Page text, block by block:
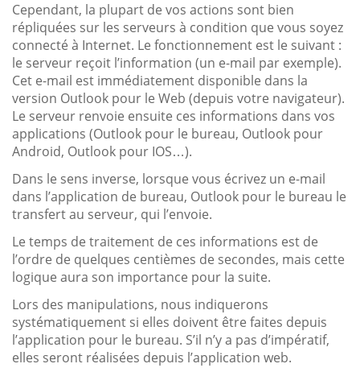
Cependant, la plupart de vos actions sont bien
répliquées sur les serveurs à condition que vous soyez
connecté à Internet. Le fonctionnement est le suivant :
le serveur reçoit l’information (un e-mail par exemple).
Cet e-mail est immédiatement disponible dans la
version Outlook pour le Web (depuis votre navigateur).
Le serveur renvoie ensuite ces informations dans vos
applications (Outlook pour le bureau, Outlook pour
Android, Outlook pour IOS…).
Dans le sens inverse, lorsque vous écrivez un e-mail
dans l’application de bureau, Outlook pour le bureau le
transfert au serveur, qui l’envoie.
Le temps de traitement de ces informations est de
l’ordre de quelques centièmes de secondes, mais cette
logique aura son importance pour la suite.
Lors des manipulations, nous indiquerons
systématiquement si elles doivent être faites depuis
l’application pour le bureau. S’il n’y a pas d’impératif,
elles seront réalisées depuis l’application web.